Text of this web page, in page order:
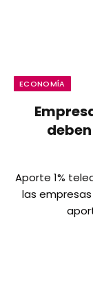
ECONOMÍA
Aporte 1%
las